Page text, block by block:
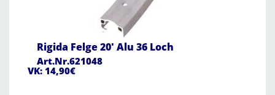
Rigida Felge 20' Alu 36 Loch
Art.Nr.621048
VK: 14,90€